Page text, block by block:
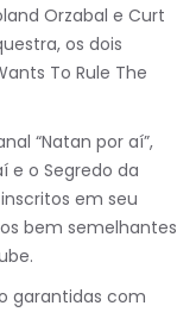
Orzabal e Curt
os dois
To Rule The
“Natan por aí”,
e o Segredo da
em seu
bem semelhantes
garantidas com